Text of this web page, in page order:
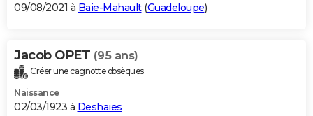
09/08/2021 à Baie-Mahault(Guadeloupe)
Jacob OPET (95 ans)
Créer une cagnotte obsèques
Naissance
02/03/1923 à Deshaies